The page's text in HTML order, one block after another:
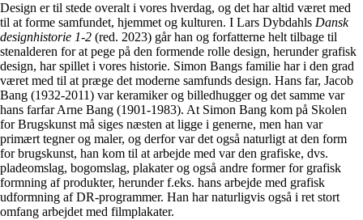
Design er til stede overalt i vores hverdag, og det har altid været med
til at forme samfundet, hjemmet og kulturen. I Lars Dybdahls Dansk
designhistorie 1-2 (red. 2023) går han og forfatterne helt tilbage til
stenalderen for at pege på den formende rolle design, herunder grafisk
design, har spillet i vores historie. Simon Bangs familie har i den grad
været med til at præge det moderne samfunds design. Hans far, Jacob
Bang (1932-2011) var keramiker og billedhugger og det samme var
hans farfar Arne Bang (1901-1983). At Simon Bang kom på Skolen
for Brugskunst må siges næsten at ligge i generne, men han var
primært tegner og maler, og derfor var det også naturligt at den form
for brugskunst, han kom til at arbejde med var den grafiske, dvs.
pladeomslag, bogomslag, plakater og også andre former for grafisk
formning af produkter, herunder f.eks. hans arbejde med grafisk
udformning af DR-programmer. Han har naturligvis også i ret stort
omfang arbejdet med filmplakater.